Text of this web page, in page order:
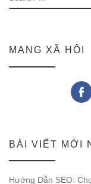
MẠNG XÃ HỘI
BÀI VIẾT MỚI
Hướng Dẫn SEO: